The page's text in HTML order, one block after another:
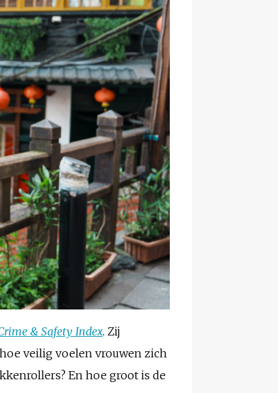
& Safety Index. Zij
veilig voelen vrouwen zich
En hoe groot is de